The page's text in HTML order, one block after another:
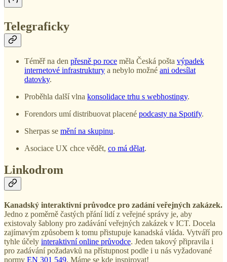
Telegraficky
Téměř na den přesně po roce měla Česká pošta výpadek
internetové infrastruktury a nebylo možné ani odesílat
datovky.
Proběhla další vlna konsolidace trhu s webhostingy.
Forendors umí distribuovat placené podcasty na Spotify.
Sherpas se mění na skupinu.
Asociace UX chce vědět, co má dělat.
Linkodrom
Kanadský interaktivní průvodce pro zadání veřejných zakázek.
Jedno z poměrně častých přání lidí z veřejné správy je, aby
existovaly šablony pro zadávání veřejných zakázek v ICT. Docela
zajímavým způsobem k tomu přistupuje kanadská vláda. Vytváří pro
tyhle účely interaktivní online průvodce. Jeden takový připravila i
pro zadávání požadavků na přístupnost podle i u nás vyžadované
normy EN 301 549. Máme se kde inspirovat!